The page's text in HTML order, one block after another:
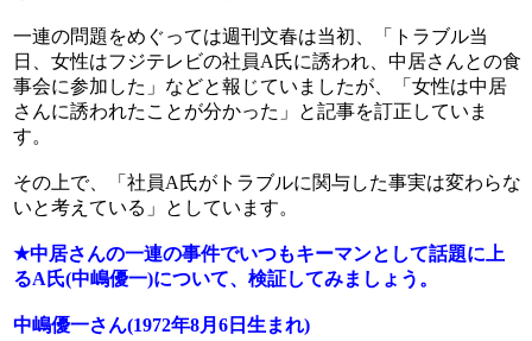
一連の問題をめぐっては週刊文春は当初、「トラブル当
日、女性はフジテレビの社員A氏に誘われ、中居さんとの食
事会に参加した」などと報じていましたが、「女性は中居
さんに誘われたことが分かった」と記事を訂正していま
す。
その上で、「社員A氏がトラブルに関与した事実は変わらな
いと考えている」としています。
★中居さんの一連の事件でいつもキーマンとして話題に上
るA氏(中嶋優一)について、検証してみましょう。
中嶋優一さん(1972年8月6日生まれ)